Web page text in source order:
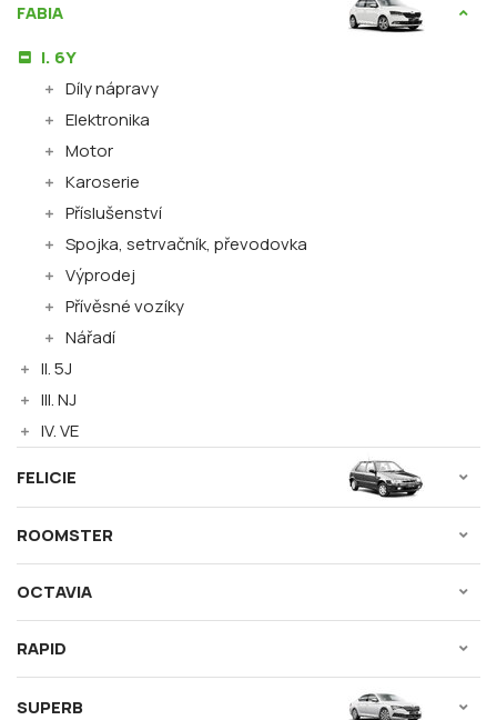
FABIA
I. 6Y
Díly nápravy
Elektronika
Motor
Karoserie
Příslušenství
Spojka, setrvačník, převodovka
Výprodej
Přívěsné vozíky
Nářadí
II. 5J
III. NJ
IV. VE
FELICIE
ROOMSTER
OCTAVIA
RAPID
SUPERB